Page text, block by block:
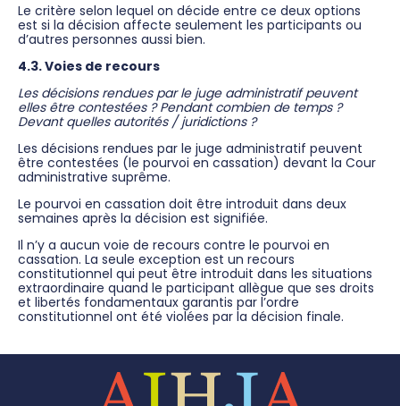
Le critère selon lequel on décide entre ce deux options
est si la décision affecte seulement les participants ou
d’autres personnes aussi bien.
4.3. Voies de recours
Les décisions rendues par le juge administratif peuvent
elles être contestées ? Pendant combien de temps ?
Devant quelles autorités / juridictions ?
Les décisions rendues par le juge administratif peuvent
être contestées (le pourvoi en cassation) devant la Cour
administrative suprême.
Le pourvoi en cassation doit être introduit dans deux
semaines après la décision est signifiée.
Il n’y a aucun voie de recours contre le pourvoi en
cassation. La seule exception est un recours
constitutionnel qui peut être introduit dans les situations
extraordinaire quand le participant allègue que ses droits
et libertés fondamentaux garantis par l’ordre
constitutionnel ont été violées par la décision finale.